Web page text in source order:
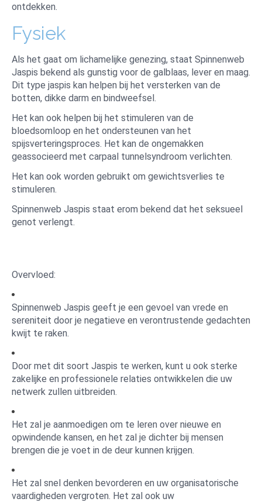
ontdekken.
Fysiek
Als het gaat om lichamelijke genezing, staat Spinnenweb
Jaspis bekend als gunstig voor de galblaas, lever en maag.
Dit type jaspis kan helpen bij het versterken van de
botten, dikke darm en bindweefsel.
Het kan ook helpen bij het stimuleren van de
bloedsomloop en het ondersteunen van het
spijsverteringsproces. Het kan de ongemakken
geassocieerd met carpaal tunnelsyndroom verlichten.
Het kan ook worden gebruikt om gewichtsverlies te
stimuleren.
Spinnenweb Jaspis staat erom bekend dat het seksueel
genot verlengt.
Overvloed:
Spinnenweb Jaspis geeft je een gevoel van vrede en
sereniteit door je negatieve en verontrustende gedachten
kwijt te raken.
Door met dit soort Jaspis te werken, kunt u ook sterke
zakelijke en professionele relaties ontwikkelen die uw
netwerk zullen uitbreiden.
Het zal je aanmoedigen om te leren over nieuwe en
opwindende kansen, en het zal je dichter bij mensen
brengen die je voet in de deur kunnen krijgen.
Het zal snel denken bevorderen en uw organisatorische
vaardigheden vergroten. Het zal ook uw